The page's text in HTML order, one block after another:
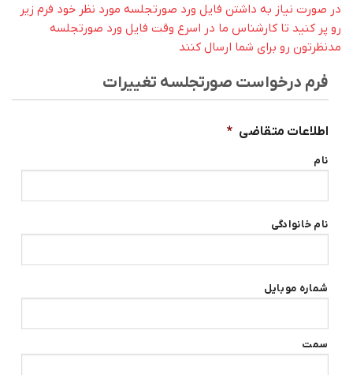
در صورت نیاز به داشتن فایل ورد صورتجلسه مورد نظر خود فرم زیر
رو پر کنید تا کارشناس ما در اسرع وقت فایل ورد صورتجلسه
مدنظرتون رو برای شما ارسال کنند
فرم درخواست صورتجلسه تغییرات
اطلاعات متقاضی *
نام
نام خانوادگی
شماره موبایل
سمت